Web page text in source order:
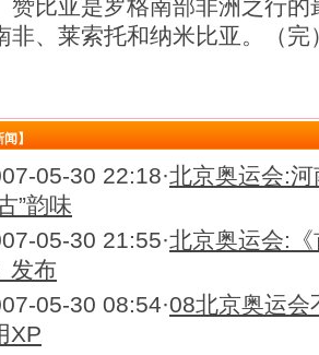
亚是罗格南部非洲之行的
非、莱索托和纳米比亚。（完
】
05-30 22:18·北京奥运会:
”韵味
05-30 21:55·北京奥运会:
发布
05-30 08:54·08北京奥运会
XP